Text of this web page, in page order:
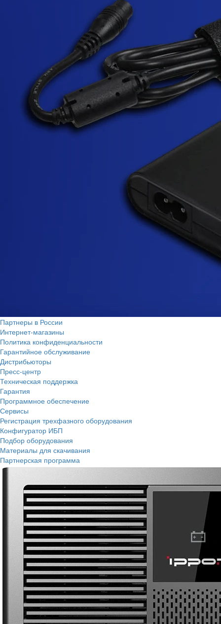
Партнеры в России
Интернет-магазины
Политика конфиденциальности
Гарантийное обслуживание
Дистрибьюторы
Пресс-центр
Техническая поддержка
Гарантия
Программное обеспечение
Сервисы
Регистрация трехфазного оборудования
Конфигуратор ИБП
Подбор оборудования
Материалы для скачивания
Партнерская программа